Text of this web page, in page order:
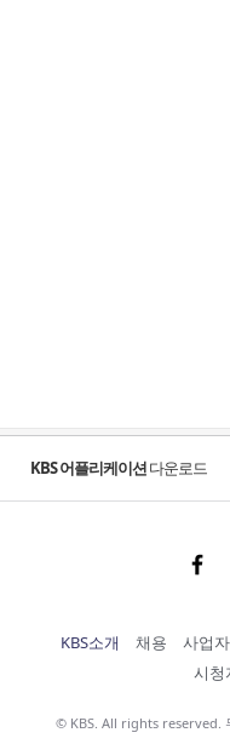
KBS 어플리케이션다운로드
KBS소개 채용 사업
시청
© KBS. All rights reserved.